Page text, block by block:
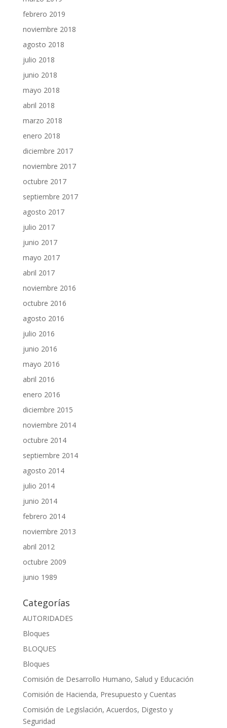
febrero 2019
noviembre 2018
agosto 2018
julio 2018
junio 2018
mayo 2018
abril 2018
marzo 2018
enero 2018
diciembre 2017
noviembre 2017
octubre 2017
septiembre 2017
agosto 2017
julio 2017
junio 2017
mayo 2017
abril 2017
noviembre 2016
octubre 2016
agosto 2016
julio 2016
junio 2016
mayo 2016
abril 2016
enero 2016
diciembre 2015
noviembre 2014
octubre 2014
septiembre 2014
agosto 2014
julio 2014
junio 2014
febrero 2014
noviembre 2013
abril 2012
octubre 2009
junio 1989
Categorías
AUTORIDADES
Bloques
BLOQUES
Bloques
Comisión de Desarrollo Humano, Salud y Educación
Comisión de Hacienda, Presupuesto y Cuentas
Comisión de Legislación, Acuerdos, Digesto y
Seguridad